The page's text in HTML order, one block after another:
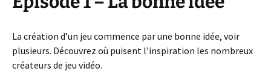
La création d’un jeu commence par une bonne idée, voir
plusieurs. Découvrez où puisent l’inspiration les nombreux
créateurs de jeu vidéo.